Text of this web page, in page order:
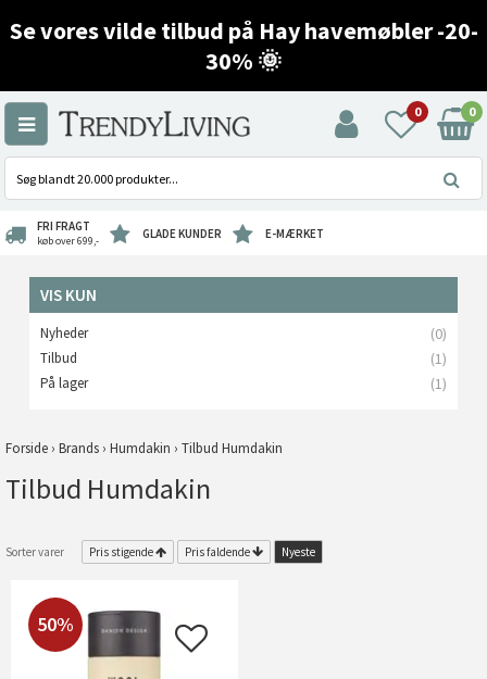
Se vores vilde tilbud på Hay havemøbler -20-
30% 🌞
0 0
FRI FRAGT
køb over 699,- GLADE KUNDER E-MÆRKET
VIS KUN
Nyheder (0)
Tilbud (1)
På lager (1)
Forside › Brands › Humdakin › Tilbud Humdakin
Tilbud Humdakin
Sorter varer Pris stigende Pris faldende Nyeste
50%